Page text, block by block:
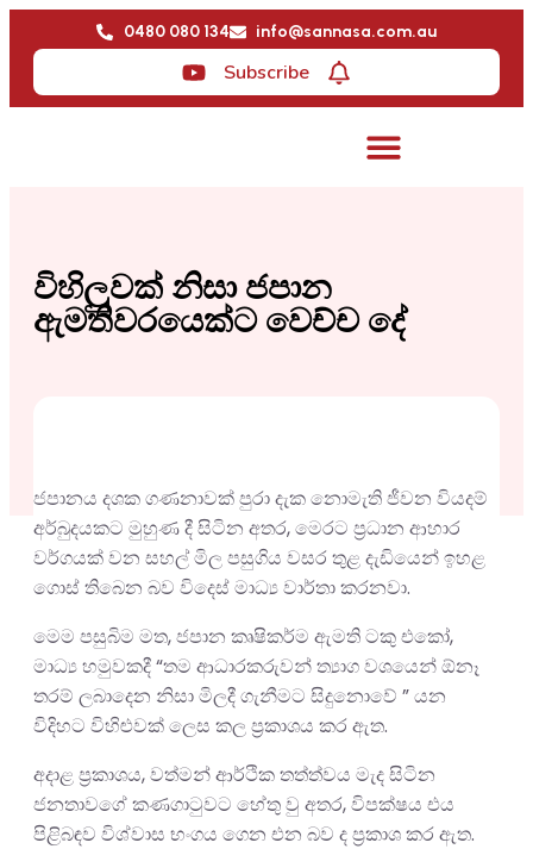
0480 080 134 info@sannasa.com.au
Subscribe
විහිලුවක් නිසා ජපාන
ඇමතිවරයෙක්ට වෙච්ච දේ
ජපානය දශක ගණනාවක් පුරා දැක නොමැති ජීවන වියදම්
අර්බුදයකට මුහුණ දී සිටින අතර, මෙරට ප්‍රධාන ආහාර
වර්ගයක් වන සහල් මිල පසුගිය වසර තුළ දැඩියෙන් ඉහළ
ගොස් තිබෙන බව විදෙස් මාධ්‍ය වාර්තා කරනවා.
මෙම පසුබිම මත, ජපාන කෘෂිකර්ම ඇමති ටකු එකෝ,
මාධ්‍ය හමුවකදී “තම ආධාරකරුවන් ත්‍යාග වශයෙන් ඕනෑ
තරම් ලබාදෙන නිසා මිලදී ගැනීමට සිදුනොවේ ” යන
විදිහට විහිළුවක් ලෙස කල ප්‍රකාශය කර ඇත.
අදාළ ප්‍රකාශය, වත්මන් ආර්ථික තත්ත්වය මැද සිටින
ජනතාවගේ කණගාටුවට හේතු වු අතර, විපක්ෂය එය
පිළිබඳව විශ්වාස භංගය ගෙන එන බව ද ප්‍රකාශ කර ඇත.